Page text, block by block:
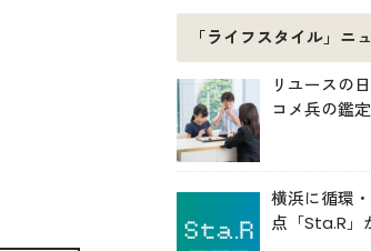
「ライフスタイル」ニ
リユースの
コメ兵の鑑
横浜に循環
点「Sta.R」